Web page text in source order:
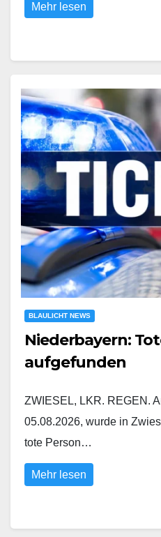
Mehr lesen
BLAULICHT NEWS
Niederbayern:
aufgefunden
ZWIESEL, LKR. REGEN.
05.08.2026, wurde in
tote Person…
Mehr lesen